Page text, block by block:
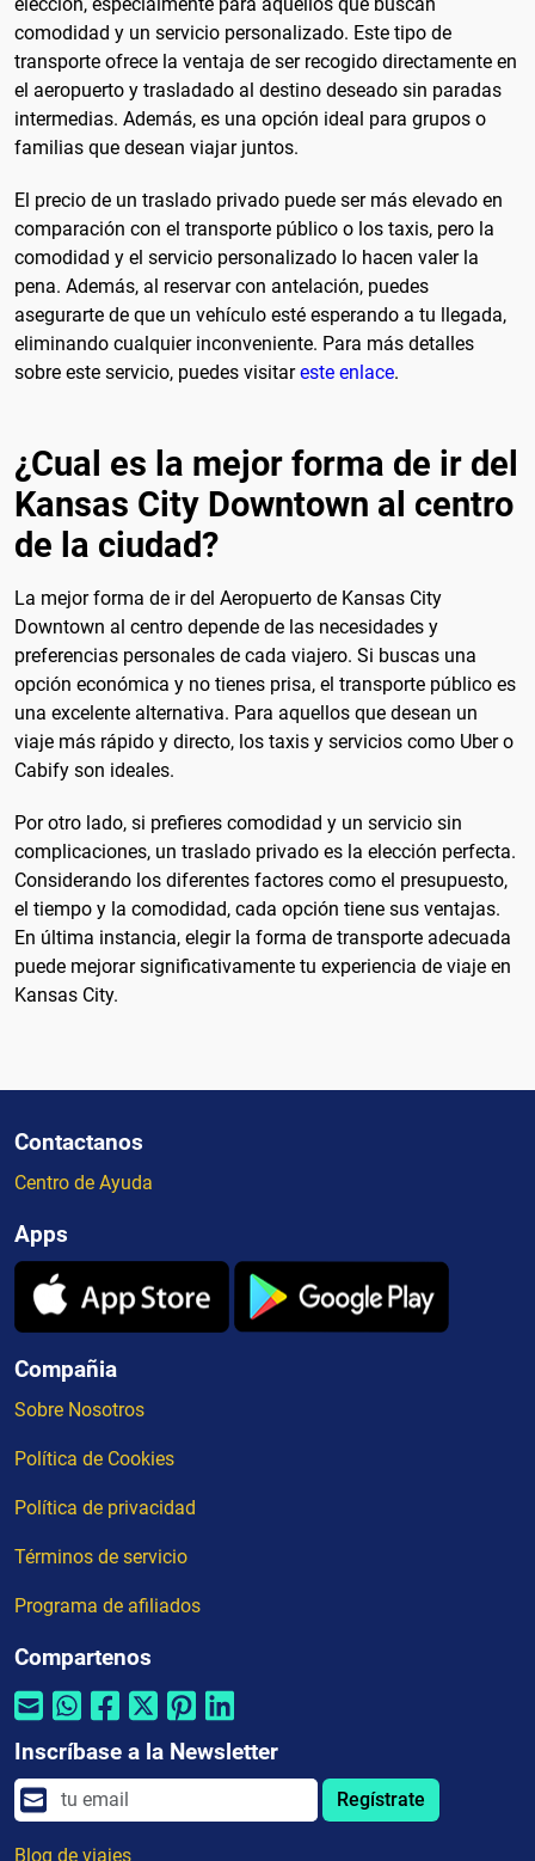
elección, especialmente para aquellos que buscan
comodidad y un servicio personalizado. Este tipo de
transporte ofrece la ventaja de ser recogido directamente en
el aeropuerto y trasladado al destino deseado sin paradas
intermedias. Además, es una opción ideal para grupos o
familias que desean viajar juntos.
El precio de un traslado privado puede ser más elevado en
comparación con el transporte público o los taxis, pero la
comodidad y el servicio personalizado lo hacen valer la
pena. Además, al reservar con antelación, puedes
asegurarte de que un vehículo esté esperando a tu llegada,
eliminando cualquier inconveniente. Para más detalles
sobre este servicio, puedes visitareste enlace.
¿Cual es la mejor forma de ir del
Kansas City Downtown al centro
de la ciudad?
La mejor forma de ir del Aeropuerto de Kansas City
Downtown al centro depende de las necesidades y
preferencias personales de cada viajero. Si buscas una
opción económica y no tienes prisa, el transporte público es
una excelente alternativa. Para aquellos que desean un
viaje más rápido y directo, los taxis y servicios como Uber o
Cabify son ideales.
Por otro lado, si prefieres comodidad y un servicio sin
complicaciones, un traslado privado es la elección perfecta.
Considerando los diferentes factores como el presupuesto,
el tiempo y la comodidad, cada opción tiene sus ventajas.
En última instancia, elegir la forma de transporte adecuada
puede mejorar significativamente tu experiencia de viaje en
Kansas City.
Contactanos
Centro de Ayuda
Apps
Compañia
Sobre Nosotros
Política de Cookies
Política de privacidad
Términos de servicio
Programa de afiliados
Compartenos
Inscríbase a la Newsletter
Regístrate
Blog de viajes